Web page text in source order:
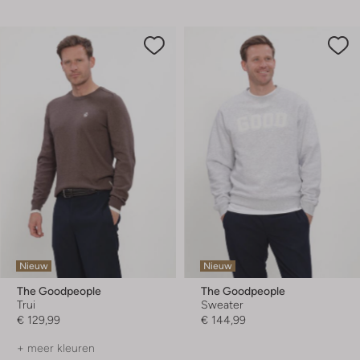
Nieuw
The Goodpeople
Trui
€ 129,99
+ meer kleuren
Nieuw
The Goodpeople
Sweater
€ 144,99